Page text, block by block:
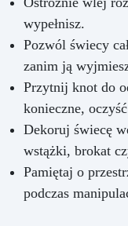
wypełnisz.
Pozwól świecy
zanim ją
Przytnij knot do
konieczne,
Dekoruj świecę
wstążki, brokat
Pamiętaj o
podczas